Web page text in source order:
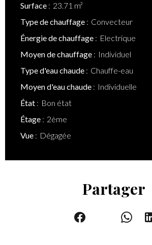
Surface
23.71 m²
Type de chauffage
Convecteur
Énergie de chauffage
Electrique
Moyen de chauffage
Individuel
Type d'eau chaude
Chauffe-eau
Moyen d'eau chaude
Individuelle
État
Bon état
Étage
2ème
Vue
Dégagée
Partager